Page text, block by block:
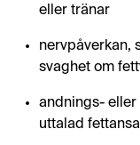
eller tränar
nervpåverkan,
svaghet om
andnings- eller
uttalad